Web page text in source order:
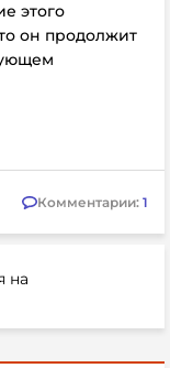
этого
он продолжит
Комментарии: 1
на